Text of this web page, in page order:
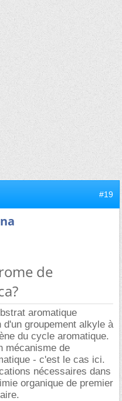
#19
de
aromatique
groupement alkyle à
du cycle aromatique.
mécanisme de
- c'est le cas ici.
nécessaires dans
organique de premier